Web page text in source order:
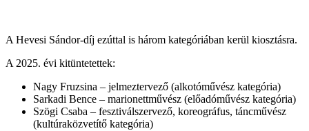
A Hevesi Sándor-díj ezúttal is három kategóriában kerül kiosztásra.
A 2025. évi kitüntetettek:
Nagy Fruzsina – jelmeztervező (alkotóművész kategória)
Sarkadi Bence – marionettművész (előadóművész kategória)
Szögi Csaba – fesztiválszervező, koreográfus, táncművész
(kultúraközvetítő kategória)